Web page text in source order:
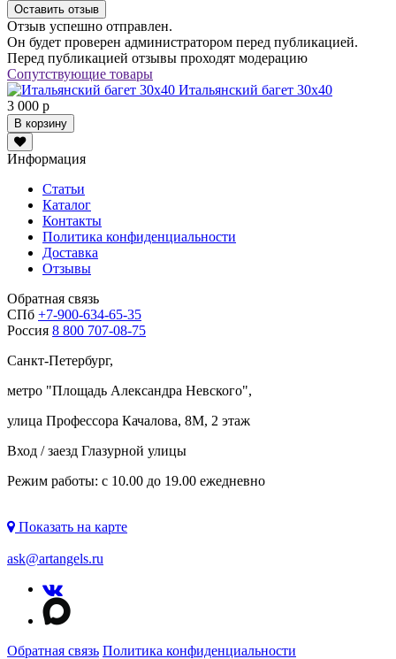
Оставить отзыв
Отзыв успешно отправлен.
Он будет проверен администратором перед публикацией.
Перед публикацией отзывы проходят модерацию
Сопутствующие товары
Итальянский багет 30х40
3 000 р
В корзину
Информация
Статьи
Каталог
Контакты
Политика конфиденциальности
Доставка
Отзывы
Обратная связь
СПб +7-900-634-65-35
Россия 8 800 707-08-75
Санкт-Петербург,
метро "Площадь Александра Невского",
улица Профессора Качалова, 8М, 2 этаж
Вход / заезд Глазурной улицы
Режим работы: с 10.00 до 19.00 ежедневно
Показать на карте
ask@artangels.ru
Обратная связь Политика конфиденциальности